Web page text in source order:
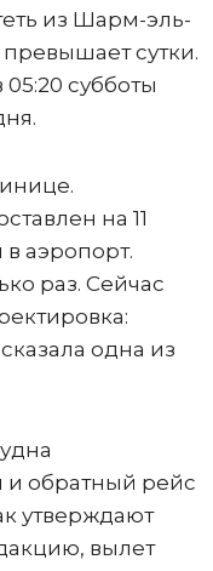
из Шарм-эль-
сутки.
субботы
на 11
аэропорт.
раз. Сейчас
одна из
и обратный рейс
утверждают
вылет